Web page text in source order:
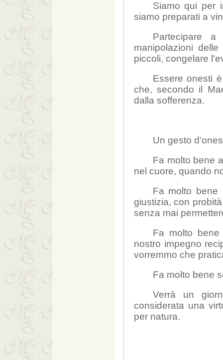
Siamo qui per
siamo preparati a
Partecipare
manipolazioni
piccoli, congelare
Essere onesti
che, secondo il
dalla sofferenza.
Un gesto
Fa molto bene
nel cuore, quando
Fa molto bene
giustizia, con
senza mai
Fa molto
nostro impegno
vorremmo che
Fa molto bene
Verrà un
considerata una
per natura.